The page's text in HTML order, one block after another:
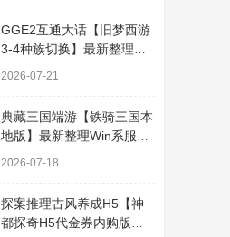
GGE2互通大话【旧梦西游
3-4种族切换】最新整理
2026-07-21
典藏三国端游【铁骑三国本
地版】最新整理Win系服务
2026-07-18
探案推理古风养成H5【神
都探奇H5代金券内购版】